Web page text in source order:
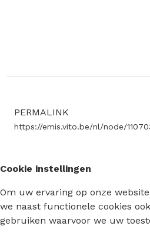
PERMALINK
https://emis.vito.be/nl/node/
Cookie instellingen
Om uw ervaring op onze
we naast functionele cookies
gebruiken waarvoor we uw